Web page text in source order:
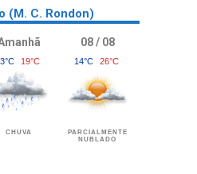
(M. C. Rondon)
19°C
CHUVA
08 / 08
14°C 26°C
PARCIALMENTE
NUBLADO